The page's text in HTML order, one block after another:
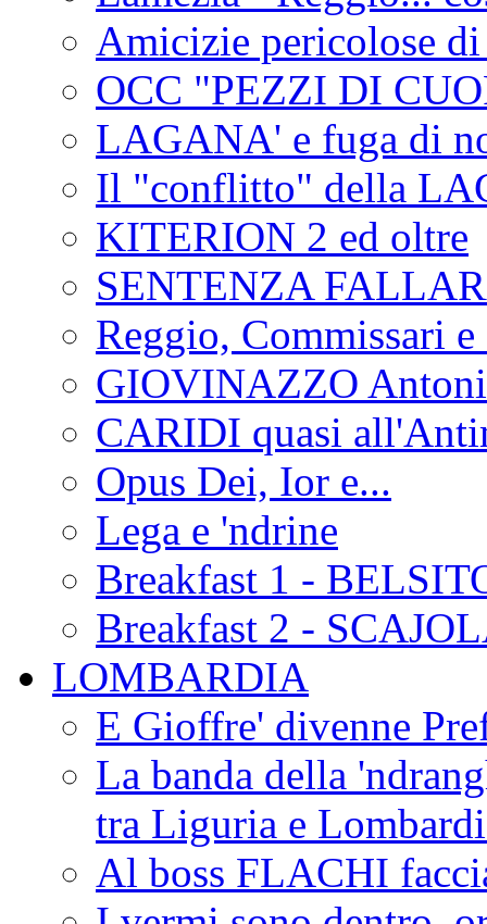
Amicizie pericolose
OCC "PEZZI DI
LAGANA' e fuga di
Il "conflitto" della
KITERION 2 ed oltre
SENTENZA
Reggio, Commissari
GIOVINAZZO
CARIDI quasi
Opus Dei, Ior e...
Lega e 'ndrine
Breakfast 1 -
Breakfast 2 -
LOMBARDIA
E Gioffre' divenne
La banda della
tra Liguria e
Al boss FLACHI